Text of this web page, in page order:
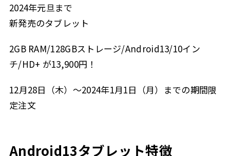
2024年元旦まで
新発売のタブレット
2GB RAM/128GBストレージ/Android13/10イン
チ/HD+ が13,900円！
12月28日（木）〜2024年1月1日（月）までの期間限
定注文
Android13タブレット特徴